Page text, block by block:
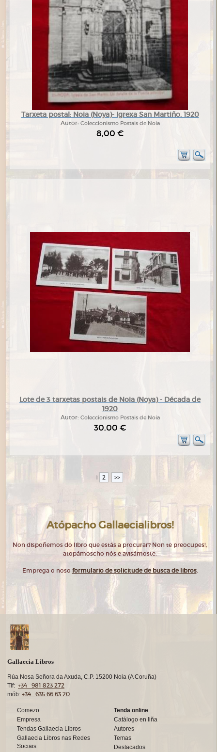
Tarxeta postal: Noia (Noya)- Igrexa San Martiño. 1920
Autor: Coleccionismo Postais de Noia
8,00 €
Lote de 3 tarxetas postais de Noia (Noya) - Década de
1920
Autor: Coleccionismo Postais de Noia
30,00 €
1 2 >>
Atópacho Gallaecialibros!
Non dispoñemos do libro que estás a procurar? Non te preocupes!,
atopámoscho nós e avisámoste.
Emprega o noso formulario de solicitude de busca de libros.
Gallaecia Libros
Rúa Nosa Señora da Axuda, C.P. 15200 Noia (A Coruña)
Tlf: +34 981 823 272
mób: +34 635 66 63 20
Comezo
Empresa
Tendas Gallaecia Libros
Gallaecia Libros nas Redes
Sociais
Tenda online
Catálogo en liña
Autores
Temas
Destacados